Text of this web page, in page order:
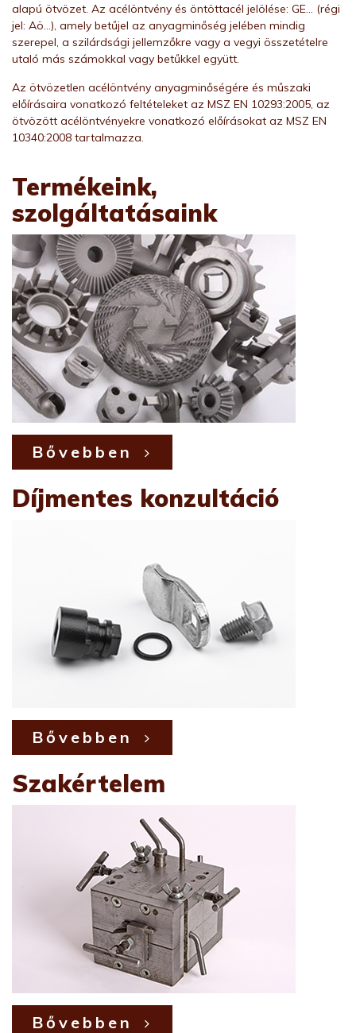
Termékeink,
szolgáltatásaink
Bővebben
Díjmentes konzultáció
Bővebben
Szakértelem
Bővebben
alapú ötvözet. Az acélöntvény és öntöttacél jelölése: GE… (régi
jel: Aö…), amely betűjel az anyagminőség jelében mindig
szerepel, a szilárdsági jellemzőkre vagy a vegyi összetételre
utaló más számokkal vagy betűkkel együtt.
Az ötvözetlen acélöntvény anyagminőségére és műszaki
előírásaira vonatkozó feltételeket az MSZ EN 10293:2005, az
ötvözött acélöntvényekre vonatkozó előírásokat az MSZ EN
10340:2008 tartalmazza.